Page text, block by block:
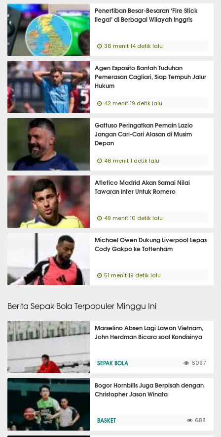
Penertiban Besar-Besaran ‘Fire Stick
Ilegal’ di Berbagai Wilayah Inggris
36 menit 14 detik lalu
Agen Esposito Bantah Tuduhan
Pemerasan Cagliari, Siap Tempuh Jalur
Hukum
42 menit 19 detik lalu
Gattuso Peringatkan Pemain Lazio
Jangan Cari-Cari Alasan di Musim
Depan
46 menit 1 detik lalu
Atletico Madrid Akan Samai Nilai
Tawaran Inter Untuk Romero
49 menit 10 detik lalu
Michael Owen Dukung Liverpool Lepas
Cody Gakpo ke Tottenham
51 menit 19 detik lalu
Berita Sepak Bola Terpopuler Minggu Ini
Marselino Absen Lagi Lawan Vietnam,
John Herdman Bicara soal Kondisinya
SEPAK BOLA 6097
Bogor Hornbills Juga Berpisah dengan
Christopher Jason Winata
BASKET 688